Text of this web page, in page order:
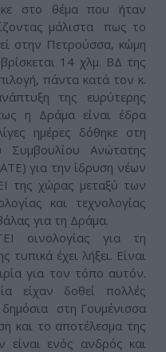
στο θέμα που ήταν
μάλιστα πως το
στην Πετρούσσα, κώμη
14 χλμ. ΒΔ της
πάντα κατά τον κ.
της ευρύτερης
η Δράμα είναι έδρα
ημέρες δόθηκε στη
Συμβουλίου Ανώτατης
για την ίδρυση νέων
της χώρας μεταξύ των
και τεχνολογίας
για τη Δράμα.
οινολογίας για τη
τυπικά έχει λήξει. Είναι
για τον τόπο αυτόν.
είχαν δοθεί πολλές
δημόσια στη Γουμένισσα
και το αποτέλεσμα της
είναι ενός ανδρός και